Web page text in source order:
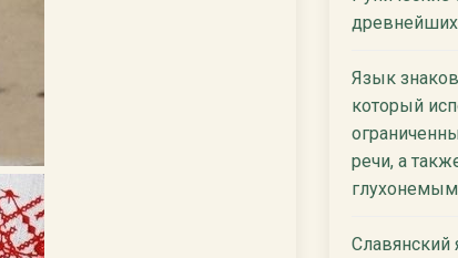
Язык
который
речи, а
Славянский